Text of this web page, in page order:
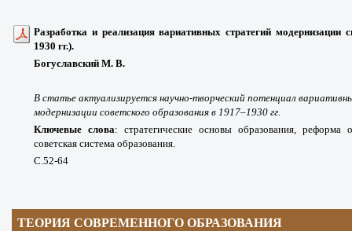
Разработка и реализация вариативных стратегий модернизации
1930 гг.).
Богуславский М. В.
В статье актуализируется научно-творческий потенциал
модернизации советского образования в 1917–1930 гг.
Ключевые слова: стратегические основы образования, реформа
советская система образования.
С.52-64
ТЕОРИЯ СОВРЕМЕННОГО ОБРАЗОВАНИЯ